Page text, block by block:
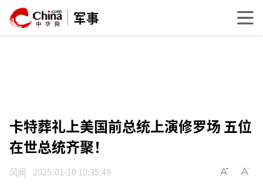
军事
卡特葬礼上美国前总统上演修罗场 五位
在世总统齐聚！
风闻 2025-01-10 10:35:49